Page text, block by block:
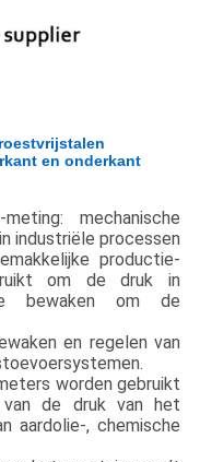
en onderkant
mechanische
industriële processen
productie-
om de druk in
bewaken om de
en regelen van
worden gebruikt
de druk van het
aardolie-, chemische